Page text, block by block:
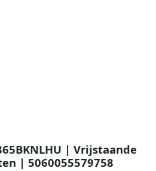
| Vrijstaande
| 5060055579758